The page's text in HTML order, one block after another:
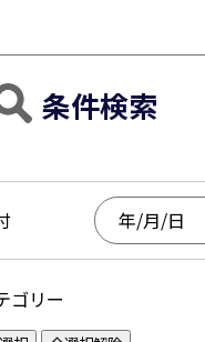
条件検索
ゴリー